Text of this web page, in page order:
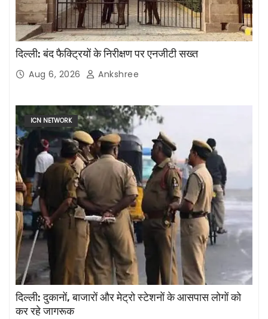
दिल्ली: बंद फैक्ट्रियों के निरीक्षण पर एनजीटी सख्त
Aug 6, 2026 Ankshree
ICN NETWORK
दिल्ली: दुकानों, बाजारों और मेट्रो स्टेशनों के आसपास लोगों को
कर रहे जागरूक